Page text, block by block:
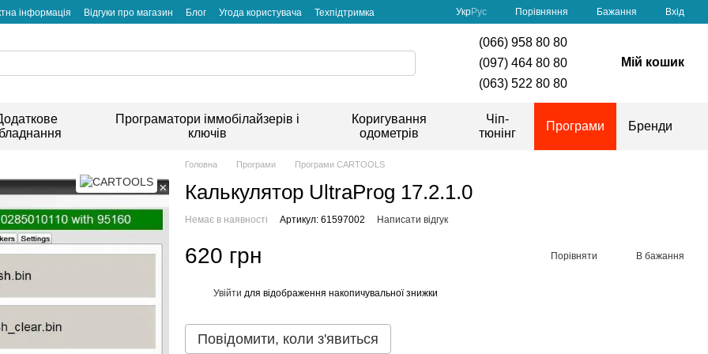
інформація Відгуки про магазин Блог Угода користувача Техпідтримка УкрРус Порівняння Бажання Вхід
(066) 958 80 80
(097) 464 80 80
(063) 522 80 80
Мій кошик
Програматори іммобілайзерів і
ключів
Коригування
одометрів
Чіп-
тюнінг
Програми Бренди
Головна Програми Програми CARTOOLS
Калькулятор UltraProg 17.2.1.0
Немає в наявності Артикул: 61597002 Написати відгук
620 грн Порівняти В бажання
Увійти для відображення накопичувальної знижки
Повідомити, коли з'явиться